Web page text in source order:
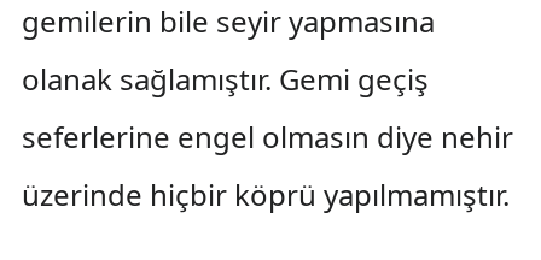
gemilerin bile seyir yapmasına
olanak sağlamıştır. Gemi geçiş
seferlerine engel olmasın diye nehir
üzerinde hiçbir köprü yapılmamıştır.